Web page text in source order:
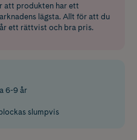
att produkten har ett
lägsta. Allt för att du
ett rättvist och bra pris.
6-9 år
slumpvis